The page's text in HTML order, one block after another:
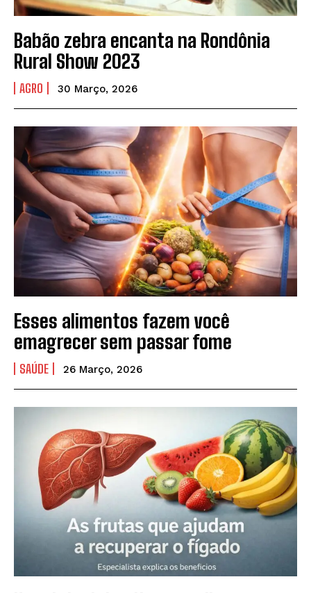
Babão zebra encanta na Rondônia
Rural Show 2023
AGRO 30 Março, 2026
Esses alimentos fazem você
emagrecer sem passar fome
SAÚDE 26 Março, 2026